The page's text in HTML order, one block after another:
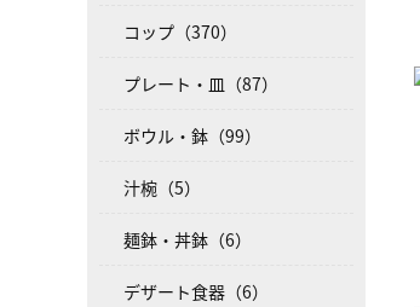
コップ（370）
プレート・皿（87）
ボウル・鉢（99）
汁椀（5）
麺鉢・丼鉢（6）
デザート食器（6）